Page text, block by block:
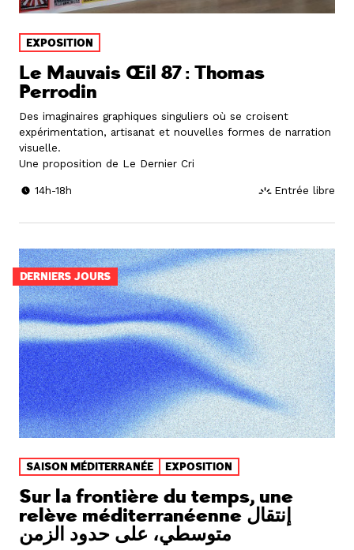
EXPOSITION
Le Mauvais Œil 87 : Thomas
Perrodin
Des imaginaires graphiques singuliers où se croisent
expérimentation, artisanat et nouvelles formes de narration
visuelle.
Une proposition de Le Dernier Cri
14h-18h Entrée libre
DERNIERS JOURS
SAISON MÉDITERRANÉE EXPOSITION
Sur la frontière du temps, une
relève méditerranéenne إنتقال
متوسطي، على حدود الزمن